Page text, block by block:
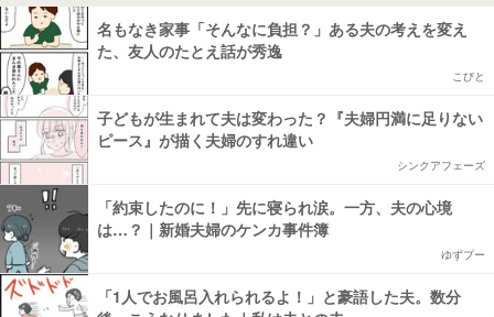
名もなき家事「そんなに負担？」ある夫の考えを変え
た、友人のたとえ話が秀逸
こびと
子どもが生まれて夫は変わった？『夫婦円満に足りない
ピース』が描く夫婦のすれ違い
シンクアフェーズ
「約束したのに！」先に寝られ涙。一方、夫の心境
は…？｜新婚夫婦のケンカ事件簿
ゆずプー
「1人でお風呂入れられるよ！」と豪語した夫。数分